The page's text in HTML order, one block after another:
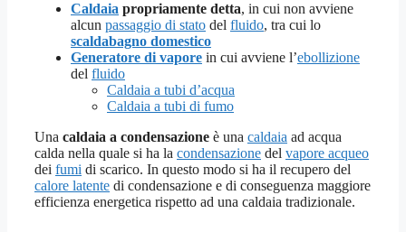
Caldaia propriamente detta, in cui non avviene
alcun passaggio di stato del fluido, tra cui lo
scaldabagno domestico
Generatore di vapore in cui avviene l’ebollizione
del fluido
Caldaia a tubi d’acqua
Caldaia a tubi di fumo
Una caldaia a condensazione è una caldaia ad acqua
calda nella quale si ha la condensazione del vapore acqueo
dei fumi di scarico. In questo modo si ha il recupero del
calore latente di condensazione e di conseguenza maggiore
efficienza energetica rispetto ad una caldaia tradizionale.